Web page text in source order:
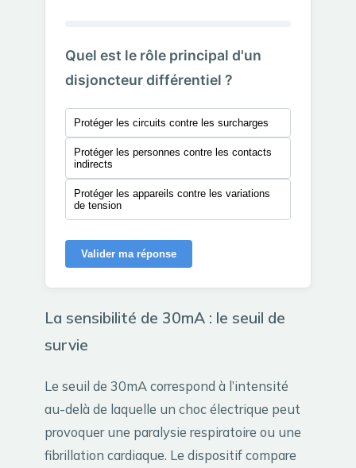
Quel est le rôle principal d'un
disjoncteur différentiel ?
Protéger les circuits contre les surcharges
Protéger les personnes contre les contacts
indirects
Protéger les appareils contre les variations
de tension
Valider ma réponse
La sensibilité de 30mA : le seuil de
survie
Le seuil de 30mA correspond à l’intensité
au-delà de laquelle un choc électrique peut
provoquer une paralysie respiratoire ou une
fibrillation cardiaque. Le dispositif compare